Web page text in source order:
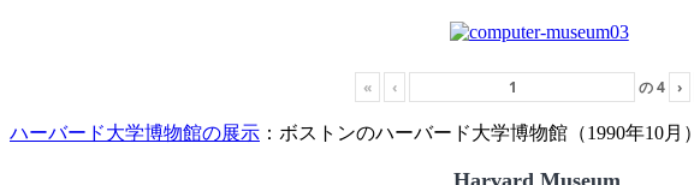
« ‹ の4 ›
ハーバード大学博物館の展示 ：ボストンのハーバード大学博物館（1990年10月）
Harvard Museum